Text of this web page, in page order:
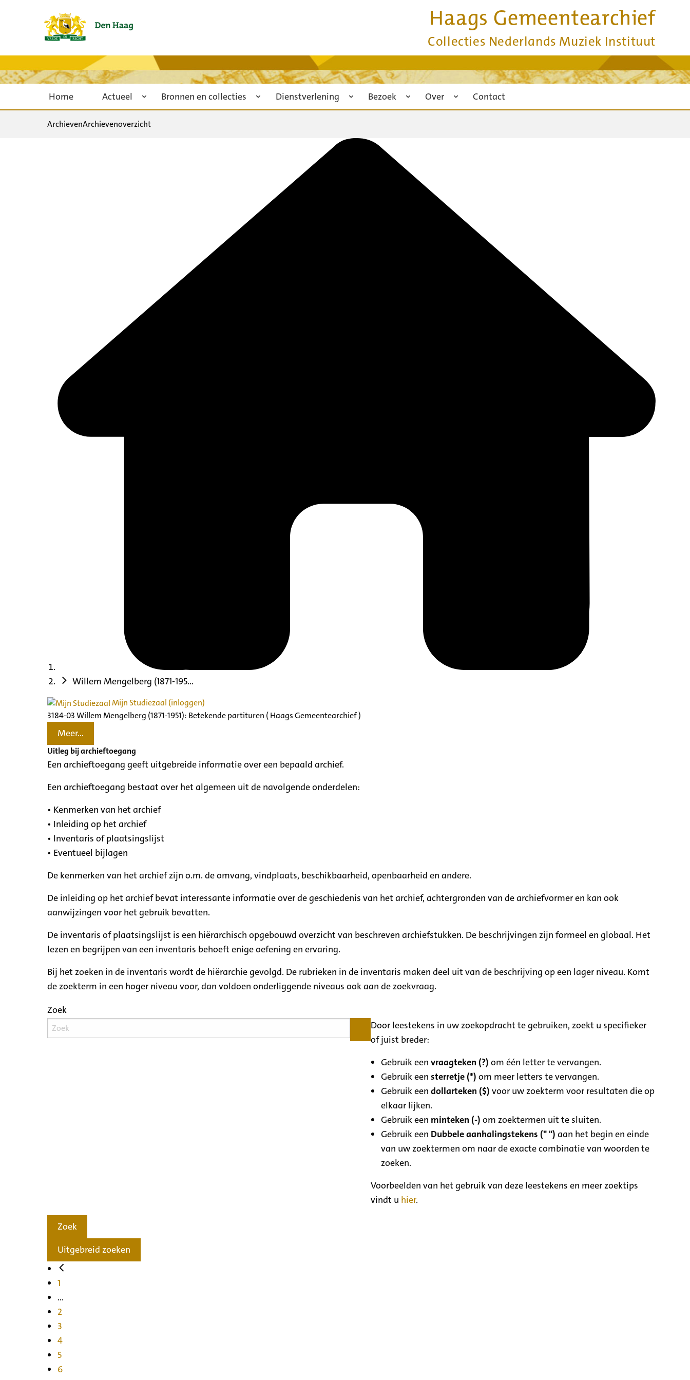
Haags Gemeentearchief
Collecties Nederlands Muziek Instituut
Home Actueel Bronnen en collecties Dienstverlening Bezoek Over Contact
ArchievenArchievenoverzicht
Willem Mengelberg (1871-195...
Mijn Studiezaal (inloggen)
3184-03 Willem Mengelberg (1871-1951): Betekende partituren ( Haags Gemeentearchief )
Meer...
Uitleg bij archieftoegang
Een archieftoegang geeft uitgebreide informatie over een bepaald archief.
Een archieftoegang bestaat over het algemeen uit de navolgende onderdelen:
• Kenmerken van het archief
• Inleiding op het archief
• Inventaris of plaatsingslijst
• Eventueel bijlagen
De kenmerken van het archief zijn o.m. de omvang, vindplaats, beschikbaarheid, openbaarheid en andere.
De inleiding op het archief bevat interessante informatie over de geschiedenis van het archief, achtergronden van de archiefvormer en kan ook
aanwijzingen voor het gebruik bevatten.
De inventaris of plaatsingslijst is een hiërarchisch opgebouwd overzicht van beschreven archiefstukken. De beschrijvingen zijn formeel en globaal. Het
lezen en begrijpen van een inventaris behoeft enige oefening en ervaring.
Bij het zoeken in de inventaris wordt de hiërarchie gevolgd. De rubrieken in de inventaris maken deel uit van de beschrijving op een lager niveau. Komt
de zoekterm in een hoger niveau voor, dan voldoen onderliggende niveaus ook aan de zoekvraag.
Zoek
Door leestekens in uw zoekopdracht te gebruiken, zoekt u specifieker
of juist breder:
Gebruik eenvraagteken (?) om één letter te vervangen.
Gebruik eensterretje (*) om meer letters te vervangen.
Gebruik eendollarteken ($) voor uw zoekterm voor resultaten die op
elkaar lijken.
Gebruik een minteken (-) om zoektermen uit te sluiten.
Gebruik een Dubbele aanhalingstekens (" ") aan het begin en einde
van uw zoektermen om naar de exacte combinatie van woorden te
zoeken.
Voorbeelden van het gebruik van deze leestekens en meer zoektips
vindt u hier.
Zoek
Uitgebreid zoeken
1
...
2
3
4
5
6